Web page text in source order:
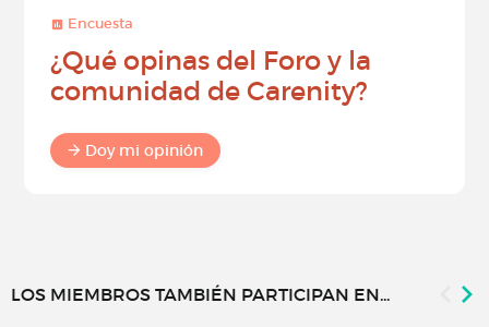
Encuesta
¿Qué opinas del Foro y la
comunidad de Carenity?
Doy mi opinión
LOS MIEMBROS TAMBIÉN PARTICIPAN EN...